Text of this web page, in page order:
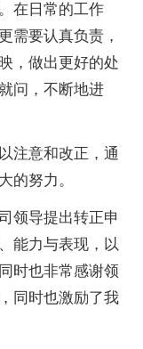
在日常的工作
需要认真负责，
，做出更好的处
问，不断地进
注意和改正，通
的努力。
导提出转正申
能力与表现，以
时也非常感谢领
同时也激励了我